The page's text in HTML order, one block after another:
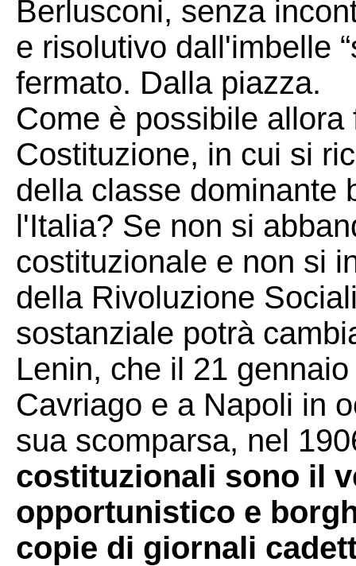
Berlusconi, senza
e risolutivo dall'imbelle
fermato. Dalla piazza.
Come è possibile
Costituzione, in cui si
della classe dominante
l'Italia? Se non si
costituzionale e non si
della Rivoluzione
sostanziale potrà
Lenin, che il 21
Cavriago e a Napoli in
sua scomparsa, nel
costituzionali sono il
opportunistico e
copie di giornali